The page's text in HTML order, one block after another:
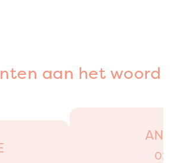
aan het woord
02